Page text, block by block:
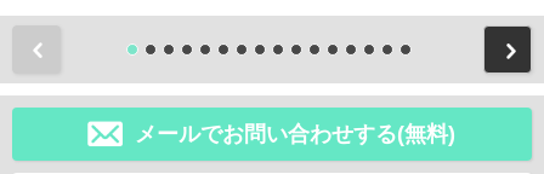
メールでお問い合わせする(無料)